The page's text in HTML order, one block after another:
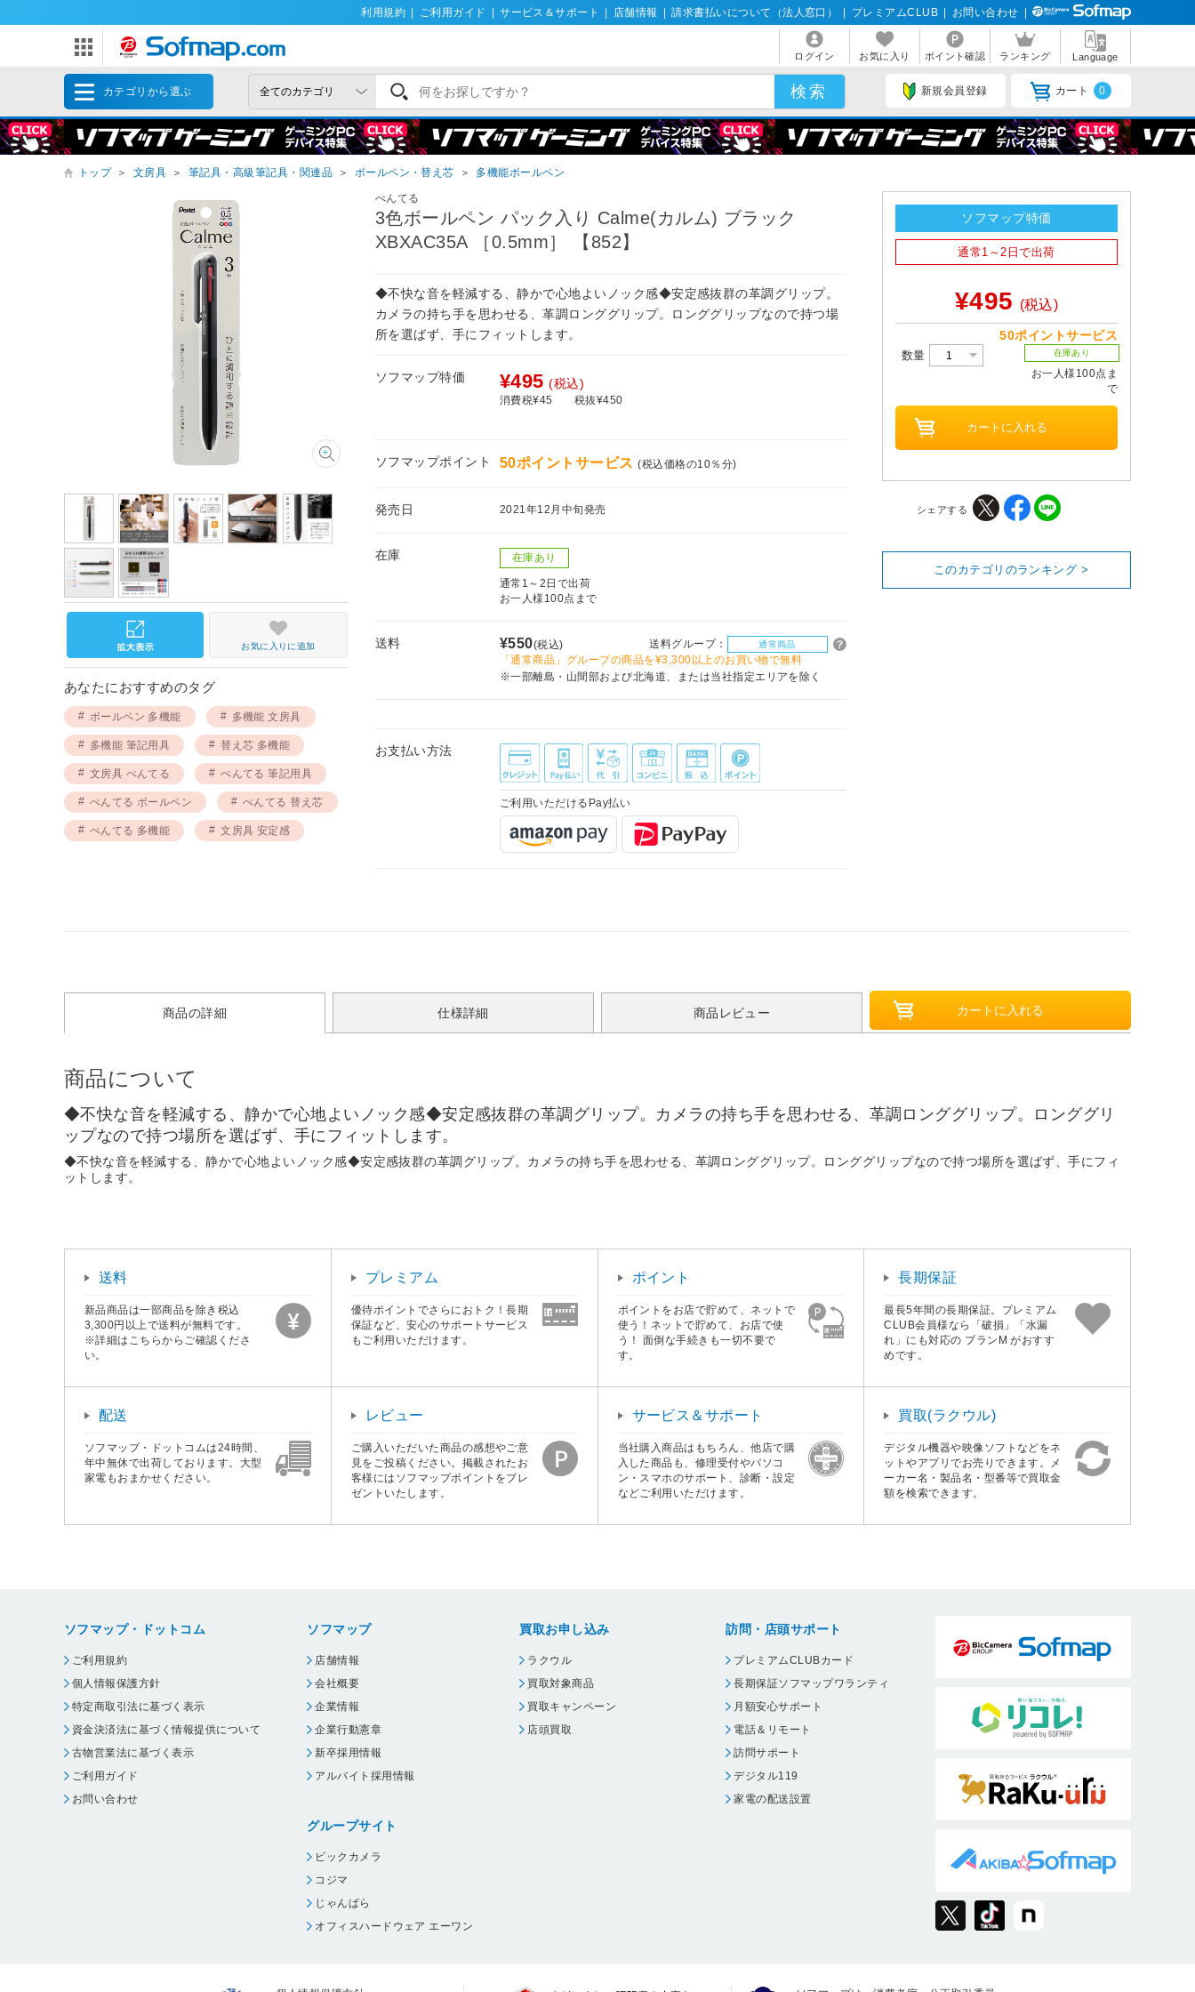
利用規約 ご利用ガイド サービス＆サポート 店舗情報 請求書払いについて（法人窓口） プレミアムCLUB お問い合わせ
ログイン お気に入り ポイント確認 ランキング Language
カテゴリから選ぶ 新規会員登録 カート 0
トップ ＞ 文房具 ＞ 筆記具・高級筆記具・関連品 ＞ ボールペン・替え芯 ＞ 多機能ボールペン
ぺんてる
3色ボールペン パック入り Calme(カルム) ブラック
XBXAC35A ［0.5mm］ 【852】
◆不快な音を軽減する、静かで心地よいノック感◆安定感抜群の革調グリップ。
カメラの持ち手を思わせる、革調ロンググリップ。ロンググリップなので持つ場
所を選ばず、手にフィットします。
ソフマップ特価 ¥495 (税込)
消費税¥45 税抜¥450
ソフマップポイント 50ポイントサービス(税込価格の10％分)
発売日 2021年12月中旬発売
在庫 在庫あり
通常1～2日で出荷
お一人様100点まで
送料 ¥550(税込) 送料グループ： 通常商品
「通常商品」グループの商品を¥3,300以上のお買い物で無料
※一部離島・山間部および北海道、または当社指定エリアを除く
お支払い方法
ご利用いただけるPay払い
お気に入りに追加
あなたにおすすめのタグ
ボールペン 多機能 多機能 文房具
多機能 筆記用具 替え芯 多機能
文房具 ぺんてる ぺんてる 筆記用具
ぺんてる ボールペン ぺんてる 替え芯
ぺんてる 多機能 文房具 安定感
ソフマップ特価
通常1～2日で出荷
¥495 (税込)
50ポイントサービス
数量 在庫あり
お一人様100点ま
で
シェアする
このカテゴリのランキング >
商品の詳細 仕様詳細 商品レビュー
商品について
◆不快な音を軽減する、静かで心地よいノック感◆安定感抜群の革調グリップ。カメラの持ち手を思わせる、革調ロンググリップ。ロンググリ
ップなので持つ場所を選ばず、手にフィットします。
◆不快な音を軽減する、静かで心地よいノック感◆安定感抜群の革調グリップ。カメラの持ち手を思わせる、革調ロンググリップ。ロンググリップなので持つ場所を選ばず、手にフィ
ットします。
送料
新品商品は一部商品を除き税込
3,300円以上で送料が無料です。
※詳細はこちらからご確認くださ
い。
プレミアム
優待ポイントでさらにおトク！長期
保証など、安心のサポートサービス
もご利用いただけます。
ポイント
ポイントをお店で貯めて、ネットで
使う！ネットで貯めて、お店で使
う！ 面倒な手続きも一切不要で
す。
長期保証
最長5年間の長期保証。プレミアム
CLUB会員様なら「破損」「水漏
れ」にも対応の プランM がおすす
めです。
配送
ソフマップ・ドットコムは24時間、
年中無休で出荷しております。大型
家電もおまかせください。
レビュー
ご購入いただいた商品の感想やご意
見をご投稿ください。掲載されたお
客様にはソフマップポイントをプレ
ゼントいたします。
サービス＆サポート
当社購入商品はもちろん、他店で購
入した商品も、修理受付やパソコ
ン・スマホのサポート、診断・設定
などご利用いただけます。
買取(ラクウル)
デジタル機器や映像ソフトなどをネ
ットやアプリでお売りできます。メ
ーカー名・製品名・型番等で買取金
額を検索できます。
ソフマップ・ドットコム
ご利用規約
個人情報保護方針
特定商取引法に基づく表示
資金決済法に基づく情報提供について
古物営業法に基づく表示
ご利用ガイド
お問い合わせ
ソフマップ
店舗情報
会社概要
企業情報
企業行動憲章
新卒採用情報
アルバイト採用情報
グループサイト
ビックカメラ
コジマ
じゃんぱら
オフィスハードウェア エーワン
買取お申し込み
ラクウル
買取対象商品
買取キャンペーン
店頭買取
訪問・店頭サポート
プレミアムCLUBカード
長期保証ソフマップワランティ
月額安心サポート
電話＆リモート
訪問サポート
デジタル119
家電の配送設置